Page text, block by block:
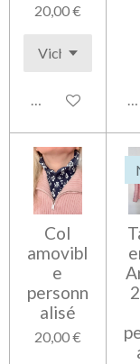
20,00 €
Voir les détails
Col
amovibl
e
personn
alisé
20,00 €